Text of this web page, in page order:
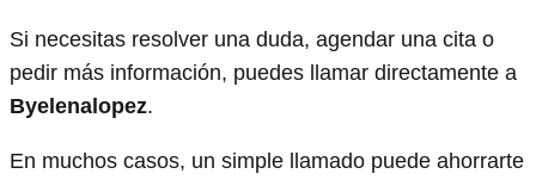
Si necesitas resolver una duda, agendar una cita o
pedir más información, puedes llamar directamente a
Byelenalopez.
En muchos casos, un simple llamado puede ahorrarte